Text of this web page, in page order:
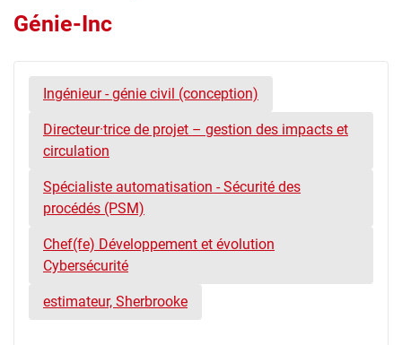
Génie-Inc
Ingénieur - génie civil (conception)
Directeur·trice de projet – gestion des impacts et
circulation
Spécialiste automatisation - Sécurité des
procédés (PSM)
Chef(fe) Développement et évolution
Cybersécurité
estimateur, Sherbrooke